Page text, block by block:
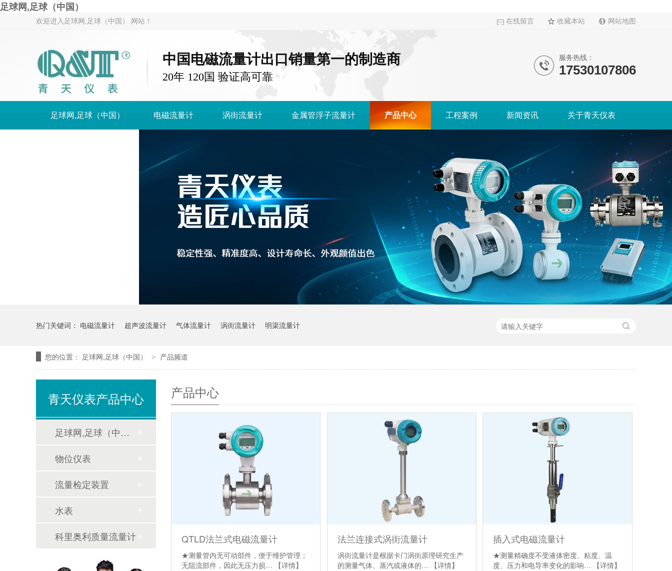
足球网,足球（中国）
在线留言 收藏本站 网站地图
欢迎进入足球网,足球（中国） 网站！
中国电磁流量计出口销量第一的制造商
20年 120国 验证高可靠
服务热线：
17530107806
足球网,足球（中国） 电磁流量计 涡街流量计 金属管浮子流量计 产品中心 工程案例 新闻资讯 关于青天仪表
热门关键词： 电磁流量计 超声波流量计 气体流量计 涡街流量计 明渠流量计
您的位置： 足球网,足球（中国） > 产品频道
产品中心
QTLD法兰式电磁流量计
★测量管内无可动部件，便于维护管理；
无阻流部件，因此无压力损…
【详情】
法兰连接式涡街流量计
涡街流量计是根据卡门涡街原理研究生产
的测量气体、蒸汽或液体的…
【详情】
插入式电磁流量计
★测量精确度不受液体密度、粘度、温
度、压力和电导率变化的影响…
【详情】
青天仪表产品中心
足球网,足球（中国）
物位仪表
流量检定装置
水表
科里奥利质量流量计